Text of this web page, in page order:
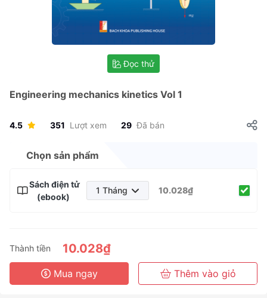
Đọc thử
Engineering mechanics kinetics Vol 1
4.5 351 Lượt xem 29 Đã bán
Chọn sản phẩm
Sách điện tử
(ebook)
1 Tháng
6 Tháng
3 Năm
10.028₫
Thành tiền 10.028₫
Mua ngay Thêm vào giỏ